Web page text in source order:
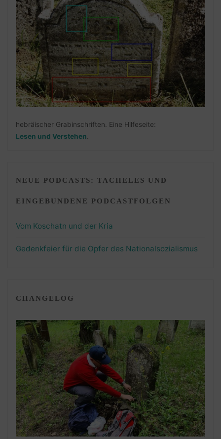
hebräischer Grabinschriften. Eine Hilfeseite:
Lesen und Verstehen.
NEUE PODCASTS: TACHELES UND
EINGEBUNDENE PODCASTFOLGEN
Vom Koschatn und der Kria
Gedenkfeier für die Opfer des Nationalsozialismus
CHANGELOG